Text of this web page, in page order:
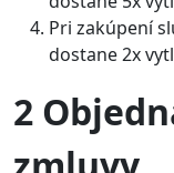
Pri zakúpení
dostane 2x
2